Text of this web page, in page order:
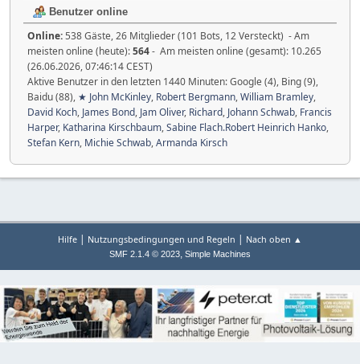
Benutzer online
Online:538 Gäste, 26 Mitglieder (101 Bots, 12 Versteckt) - Am
meisten online (heute):564- Am meisten online (gesamt): 10.265
(26.06.2026, 07:46:14 CEST)
Aktive Benutzer in den letzten 1440 Minuten: Google (4), Bing (9),
Baidu (88), ★ John McKinley, Robert Bergmann,William Bramley,
David Koch, James Bond, Jam Oliver, Richard, Johann Schwab, Francis
Harper, Katharina Kirschbaum,Sabine Flach.Robert Heinrich Hanko,
Stefan Kern, Michie Schwab,Armanda Kirsch
Hilfe | Nutzungsbedingungen und Regeln | Nach oben ▲
SMF 2.1.4 © 2023, Simple Machines